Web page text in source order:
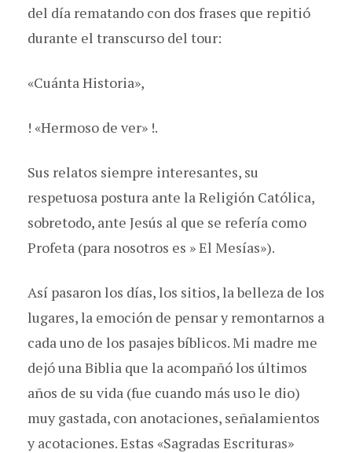
del día rematando con dos frases que repitió
durante el transcurso del tour:
«Cuánta Historia»,
! «Hermoso de ver» !.
Sus relatos siempre interesantes, su
respetuosa postura ante la Religión Católica,
sobretodo, ante Jesús al que se refería como
Profeta (para nosotros es » El Mesías»).
Así pasaron los días, los sitios, la belleza de los
lugares, la emoción de pensar y remontarnos a
cada uno de los pasajes bíblicos. Mi madre me
dejó una Biblia que la acompañó los últimos
años de su vida (fue cuando más uso le dio)
muy gastada, con anotaciones, señalamientos
y acotaciones. Estas «Sagradas Escrituras»